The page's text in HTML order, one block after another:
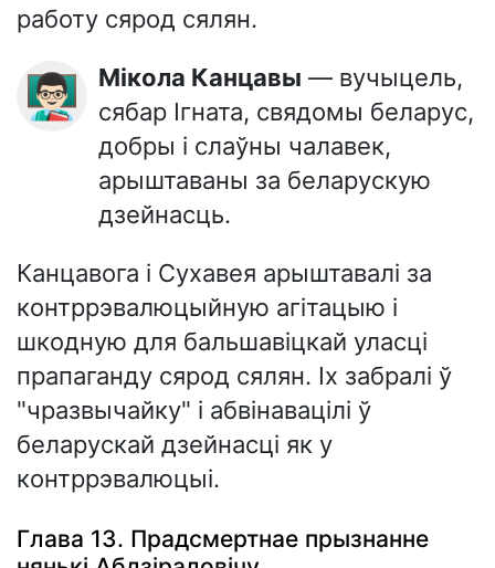
работу сярод сялян.
👨🏻‍🏫 Мікола Канцавы — вучыцель,
сябар Ігната, свядомы беларус,
добры і слаўны чалавек,
арыштаваны за беларускую
дзейнасць.
Канцавога і Сухавея арыштавалі за
контррэвалюцыйную агітацыю і
шкодную для бальшавіцкай уласці
прапаганду сярод сялян. Іх забралі ў
"чразвычайку" і абвінавацілі ў
беларускай дзейнасці як у
контррэвалюцыі.
Глава 13. Прадсмертнае прызнанне